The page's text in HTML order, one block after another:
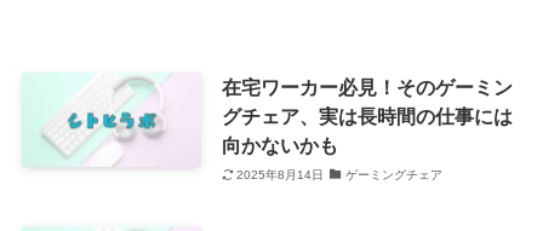
在宅ワーカー必見！そのゲーミン
グチェア、実は長時間の仕事には
向かないかも
2025年8月14日 ゲーミングチェア